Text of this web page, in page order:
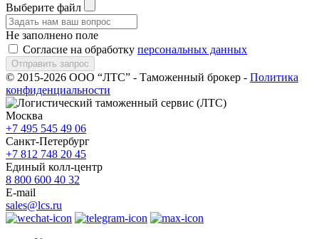
Выберите файл
Не заполнено поле
Согласие на обработку персональных данных
© 2015-2026 ООО “ЛТС” - Таможенный брокер - Политика
конфиденциальности
Москва
+7 495 545 49 06
Санкт-Петербург
+7 812 748 20 45
Единый колл-центр
8 800 600 40 32
E-mail
sales@lcs.ru